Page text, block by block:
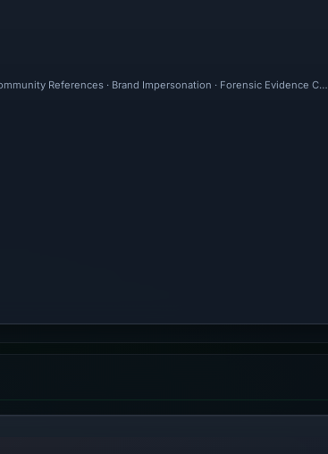
References · Brand Impersonation · Forensic Evidence